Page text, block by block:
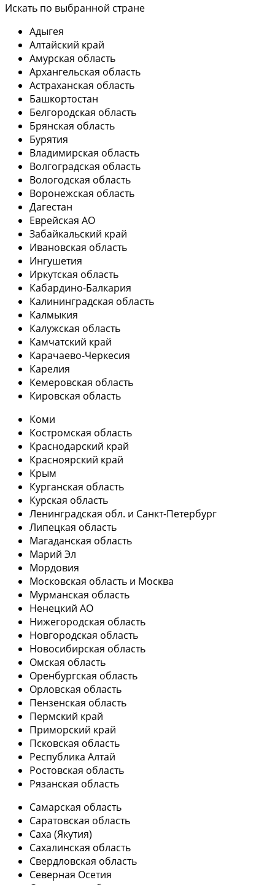
Искать по выбранной стране
Адыгея
Алтайский край
Амурская область
Архангельская область
Астраханская область
Башкортостан
Белгородская область
Брянская область
Бурятия
Владимирская область
Волгоградская область
Вологодская область
Воронежская область
Дагестан
Еврейская АО
Забайкальский край
Ивановская область
Ингушетия
Иркутская область
Кабардино-Балкария
Калининградская область
Калмыкия
Калужская область
Камчатский край
Карачаево-Черкесия
Карелия
Кемеровская область
Кировская область
Коми
Костромская область
Краснодарский край
Красноярский край
Крым
Курганская область
Курская область
Ленинградская обл. и Санкт-Петербург
Липецкая область
Магаданская область
Марий Эл
Мордовия
Московская область и Москва
Мурманская область
Ненецкий АО
Нижегородская область
Новгородская область
Новосибирская область
Омская область
Оренбургская область
Орловская область
Пензенская область
Пермский край
Приморский край
Псковская область
Республика Алтай
Ростовская область
Рязанская область
Самарская область
Саратовская область
Саха (Якутия)
Сахалинская область
Свердловская область
Северная Осетия